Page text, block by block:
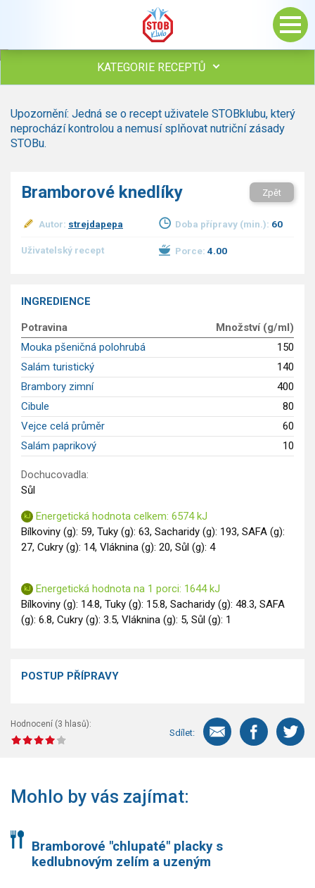
KATEGORIE RECEPTŮ
Polévky
Studená kuchyně
hovězí, telecí
vnitřnosti
Omáčky
Saláty
Sladké pokrmy
Dezerty
Nápoje
Ostatní
Dětské recepty
GLP-1 recepty
Upozornění: Jedná se o recept uživatele STOBklubu, který
neprochází kontrolou a nemusí splňovat nutriční zásady
STOBu.
Bramborové knedlíky Zpět
Autor: strejdapepa Doba přípravy (min.): 60
Uživatelský recept Porce: 4.00
INGREDIENCE
Potravina
Množství (g/ml)
Mouka pšeničná polohrubá
150
Salám turistický
140
Brambory zimní
400
Cibule
80
Vejce celá průměr
60
Salám paprikový
10
Dochucovadla:
Sůl
Energetická hodnota celkem: 6574 kJ
Bílkoviny (g): 59, Tuky (g): 63, Sacharidy (g): 193, SAFA (g):
27, Cukry (g): 14, Vláknina (g): 20, Sůl (g): 4
Energetická hodnota na 1 porci: 1644 kJ
Bílkoviny (g): 14.8, Tuky (g): 15.8, Sacharidy (g): 48.3, SAFA
(g): 6.8, Cukry (g): 3.5, Vláknina (g): 5, Sůl (g): 1
POSTUP PŘÍPRAVY
Hodnocení (3 hlasů):
Sdílet:
Mohlo by vás zajímat:
Bramborové "chlupaté" placky s
kedlubnovým zelím a uzeným